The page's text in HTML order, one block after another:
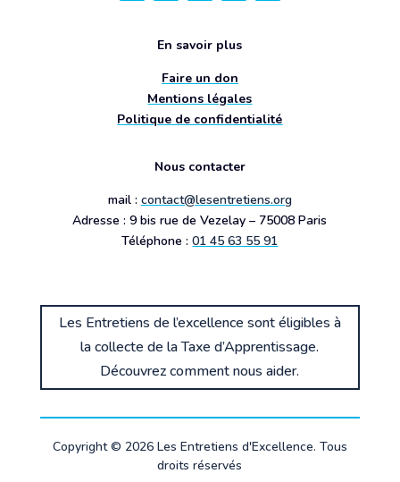
En savoir plus
Faire un don
Mentions légales
Politique de confidentialité
Nous contacter
mail : contact@lesentretiens.org
Adresse : 9 bis rue de Vezelay – 75008 Paris
Téléphone :01 45 63 55 91
Les Entretiens de l’excellence sont éligibles à
la collecte de la Taxe d’Apprentissage.
Découvrez comment nous aider.
Copyright © 2026 Les Entretiens d'Excellence. Tous
droits réservés